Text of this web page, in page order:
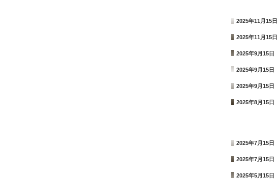
2025年11月15日
2025年11月15日
2025年9月15日
2025年9月15日
2025年9月15日
2025年8月15日
2025年7月15日
2025年7月15日
2025年5月15日